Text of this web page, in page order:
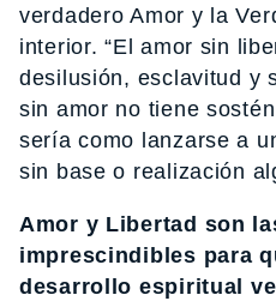
verdadero Amor y la
interior. “El amor sin
desilusión, esclavitud y
sin amor no tiene
sería como lanzarse a
sin base o realización
Amor y Libertad son
imprescindibles para
desarrollo espiritual